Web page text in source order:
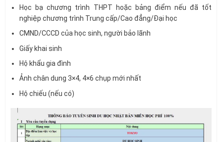
Học bạ chương trình THPT hoặc bảng điểm nếu đã tốt
nghiệp chương trình Trung cấp/Cao đẳng/Đại học
CMND/CCCD của học sinh, người bảo lãnh
Giấy khai sinh
Hộ khẩu gia đình
Ảnh chân dung 3×4, 4×6 chụp mới nhất
Hộ chiếu (nếu có)